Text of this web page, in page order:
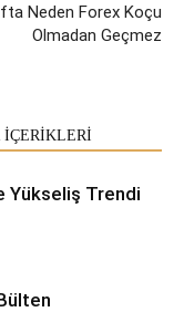
Neden Forex Koçu
Olmadan Geçmez
İÇERİKLERİ
Yükseliş Trendi